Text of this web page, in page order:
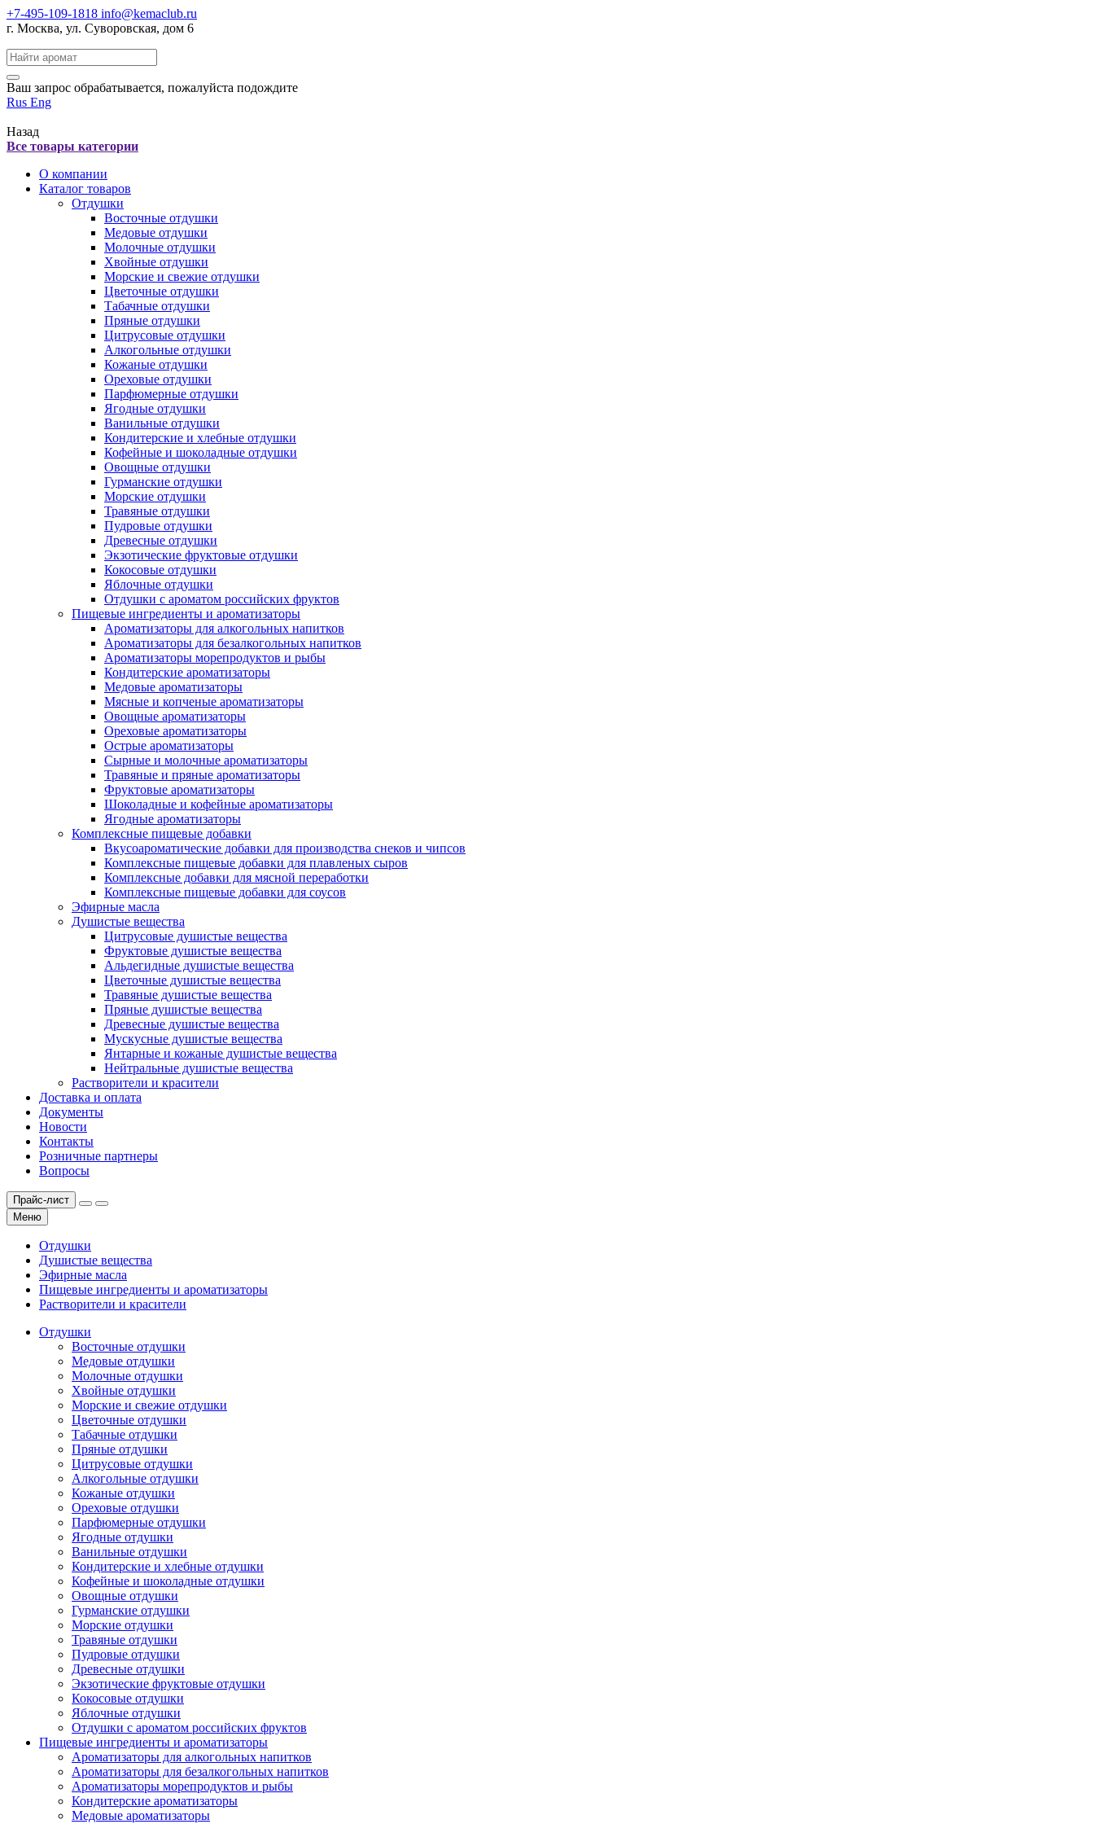
+7-495-109-1818 info@kemaclub.ru
г. Москва, ул. Суворовская, дом 6
Поиск:
Ваш запрос обрабатывается, пожалуйста подождите
Rus Eng
Назад
Все товары категории
О компании
Каталог товаров
Отдушки
Восточные отдушки
Медовые отдушки
Молочные отдушки
Хвойные отдушки
Морские и свежие отдушки
Цветочные отдушки
Табачные отдушки
Пряные отдушки
Цитрусовые отдушки
Алкогольные отдушки
Кожаные отдушки
Ореховые отдушки
Парфюмерные отдушки
Ягодные отдушки
Ванильные отдушки
Кондитерские и хлебные отдушки
Кофейные и шоколадные отдушки
Овощные отдушки
Гурманские отдушки
Морские отдушки
Травяные отдушки
Пудровые отдушки
Древесные отдушки
Экзотические фруктовые отдушки
Кокосовые отдушки
Яблочные отдушки
Отдушки с ароматом российских фруктов
Пищевые ингредиенты и ароматизаторы
Ароматизаторы для алкогольных напитков
Ароматизаторы для безалкогольных напитков
Ароматизаторы морепродуктов и рыбы
Кондитерские ароматизаторы
Медовые ароматизаторы
Мясные и копченые ароматизаторы
Овощные ароматизаторы
Ореховые ароматизаторы
Острые ароматизаторы
Сырные и молочные ароматизаторы
Травяные и пряные ароматизаторы
Фруктовые ароматизаторы
Шоколадные и кофейные ароматизаторы
Ягодные ароматизаторы
Комплексные пищевые добавки
Вкусоароматические добавки для производства снеков и чипсов
Комплексные пищевые добавки для плавленых сыров
Комплексные добавки для мясной переработки
Комплексные пищевые добавки для соусов
Эфирные масла
Душистые вещества
Цитрусовые душистые вещества
Фруктовые душистые вещества
Альдегидные душистые вещества
Цветочные душистые вещества
Травяные душистые вещества
Пряные душистые вещества
Древесные душистые вещества
Мускусные душистые вещества
Янтарные и кожаные душистые вещества
Нейтральные душистые вещества
Растворители и красители
Доставка и оплата
Документы
Новости
Контакты
Розничные партнеры
Вопросы
Прайс-лист
Меню
Отдушки
Душистые вещества
Эфирные масла
Пищевые ингредиенты и ароматизаторы
Растворители и красители
Отдушки
Восточные отдушки
Медовые отдушки
Молочные отдушки
Хвойные отдушки
Морские и свежие отдушки
Цветочные отдушки
Табачные отдушки
Пряные отдушки
Цитрусовые отдушки
Алкогольные отдушки
Кожаные отдушки
Ореховые отдушки
Парфюмерные отдушки
Ягодные отдушки
Ванильные отдушки
Кондитерские и хлебные отдушки
Кофейные и шоколадные отдушки
Овощные отдушки
Гурманские отдушки
Морские отдушки
Травяные отдушки
Пудровые отдушки
Древесные отдушки
Экзотические фруктовые отдушки
Кокосовые отдушки
Яблочные отдушки
Отдушки с ароматом российских фруктов
Пищевые ингредиенты и ароматизаторы
Ароматизаторы для алкогольных напитков
Ароматизаторы для безалкогольных напитков
Ароматизаторы морепродуктов и рыбы
Кондитерские ароматизаторы
Медовые ароматизаторы